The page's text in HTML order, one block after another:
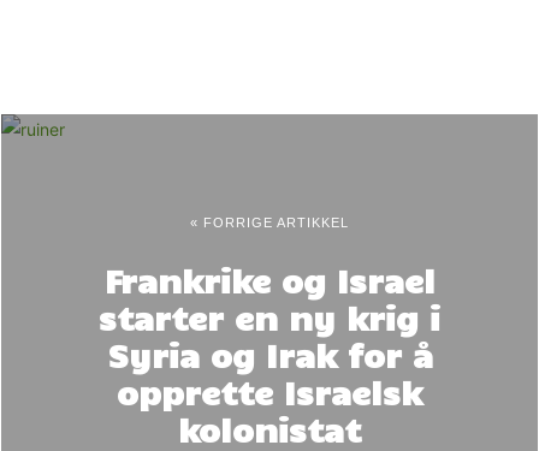
« FORRIGE ARTIKKEL
Frankrike og Israel
starter en ny krig i
Syria og Irak for å
opprette Israelsk
kolonistat